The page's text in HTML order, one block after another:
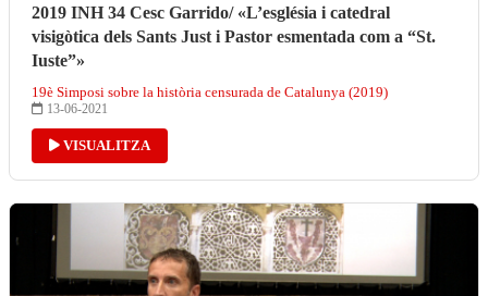
2019 INH 34 Cesc Garrido/ «L’església i catedral
visigòtica dels Sants Just i Pastor esmentada com a “St.
Iuste”»
19è Simposi sobre la història censurada de Catalunya (2019)
13-06-2021
VISUALITZA